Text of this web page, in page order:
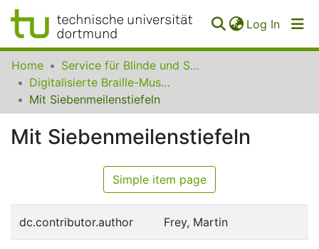
Log In
Communities
Collections
Home
Service für Blinde und Sehbehinderte der UB Dortmund
Digitalisierte Braille-Musik-Matrizen des VzfB
Mit Siebenmeilenstiefeln
Mit Siebenmeilenstiefeln
Simple item page
dc.contributor.author Frey, Martin